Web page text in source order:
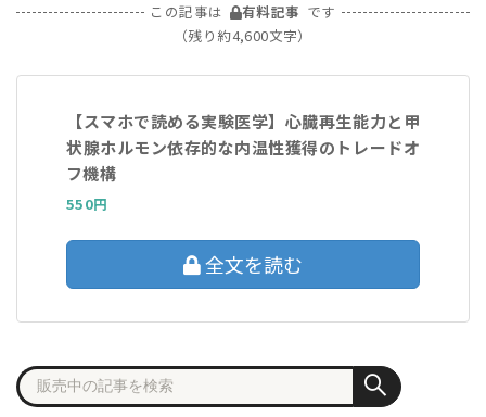
この記事は 有料記事 です
（残り約4,600文字）
【スマホで読める実験医学】心臓再生能力と甲
状腺ホルモン依存的な内温性獲得のトレードオ
フ機構
550円
全文を読む